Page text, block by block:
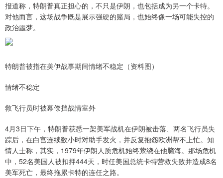
报道称，特朗普真正担心的，不只是伊朗，也包括成为另一个卡特。
对他而言，这场战争既是展示强硬的赌局，也始终像一场可能失控的
政治噩梦。
特朗普被指在美伊战事期间情绪不稳定（资料图）
情绪不稳定
救飞行员时被幕僚挡战情室外
4月3日下午，特朗普获悉一架美军战机在伊朗被击落、两名飞行员失
踪后，在白宫连续数小时对助手发火，并反复抱怨欧洲帮不上忙。知
情人士称，其实，1979年伊朗人质危机始终萦绕在他脑海。那场危机
中，52名美国人被扣押444天，时任美国总统卡特营救失败并造成8名
美军死亡，最终拖累卡特的连任之路。